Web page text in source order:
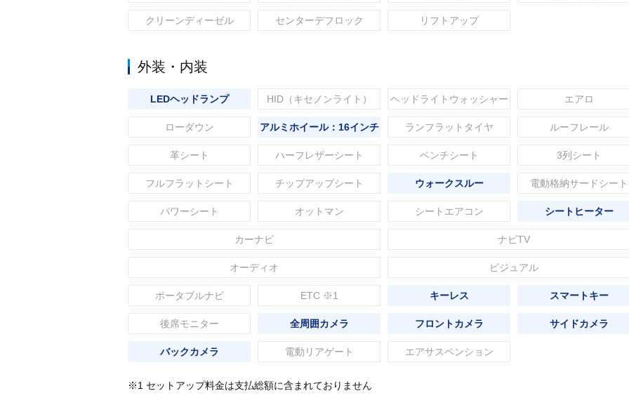
クリーンディーゼル センターデフロック リフトアップ
外装・内装
LEDヘッドランプ HID（キセノンライト） ヘッドライトウォッシャー エアロ
ローダウン アルミホイール：16インチ ランフラットタイヤ ルーフレール
革シート ハーフレザーシート ベンチシート 3列シート
フルフラットシート チップアップシート ウォークスルー 電動格納サードシート
パワーシート オットマン シートエアコン シートヒーター
カーナビ ナビTV
オーディオ ビジュアル
ポータブルナビ ETC ※1 キーレス スマートキー
後席モニター 全周囲カメラ フロントカメラ サイドカメラ
バックカメラ 電動リアゲート エアサスペンション
※1 セットアップ料金は支払総額に含まれておりません